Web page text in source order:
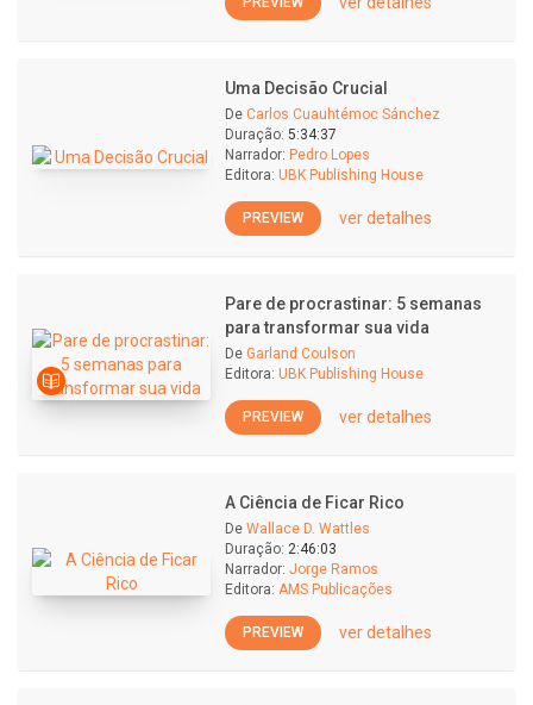
Uma Decisão Crucial
De Carlos Cuauhtémoc Sánchez
Duração: 5:34:37
Narrador: Pedro Lopes
Editora: UBK Publishing House
PREVIEW ver detalhes
Pare de procrastinar: 5 semanas
para transformar sua vida
De Garland Coulson
Editora: UBK Publishing House
PREVIEW ver detalhes
A Ciência de Ficar Rico
De Wallace D. Wattles
Duração: 2:46:03
Narrador: Jorge Ramos
Editora: AMS Publicações
PREVIEW ver detalhes